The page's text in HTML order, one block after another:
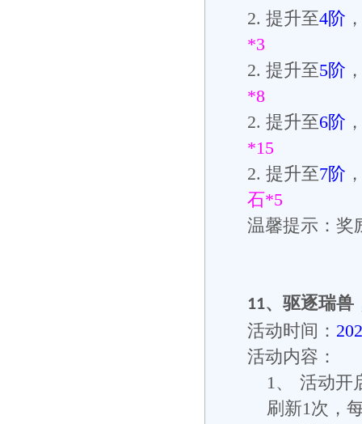
2. 提升至4阶
*3
2. 提升至5阶
*8
2. 提升至6阶
*15
2. 提升至7阶
石*5
温馨提示：奖
11、 驱逐瑞兽
活动时间：
活动内容：
1、
活动开
刷新1次，